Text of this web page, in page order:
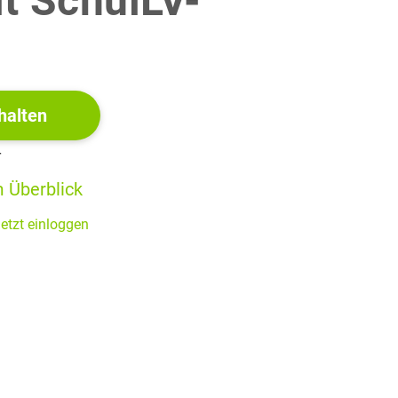
Intervall, in dem die Halbwertsdicke liegt, und
Überblick
einloggen